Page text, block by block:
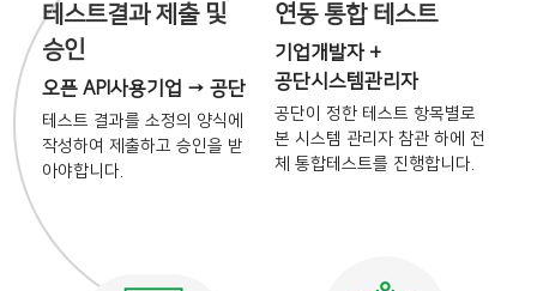
연동 통합 테스트
기업개발자 +
공단시스템관리자
공단이 정한 테스트 항목별로
본 시스템 관리자 참관 하에 전
체 통합테스트를 진행합니다.
테스트결과 제출 및
승인
오픈 API사용기업 → 공단
테스트 결과를 소정의 양식에
작성하여 제출하고 승인을 받
아야합니다.